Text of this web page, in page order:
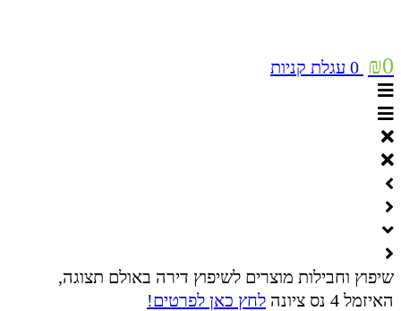
₪0
0 עגלת קניות
שיפוץ וחבילות מוצרים לשיפוץ דירה באולם תצוגה,
האיזמל 4 נס ציונה
לחץ כאן לפרטים!